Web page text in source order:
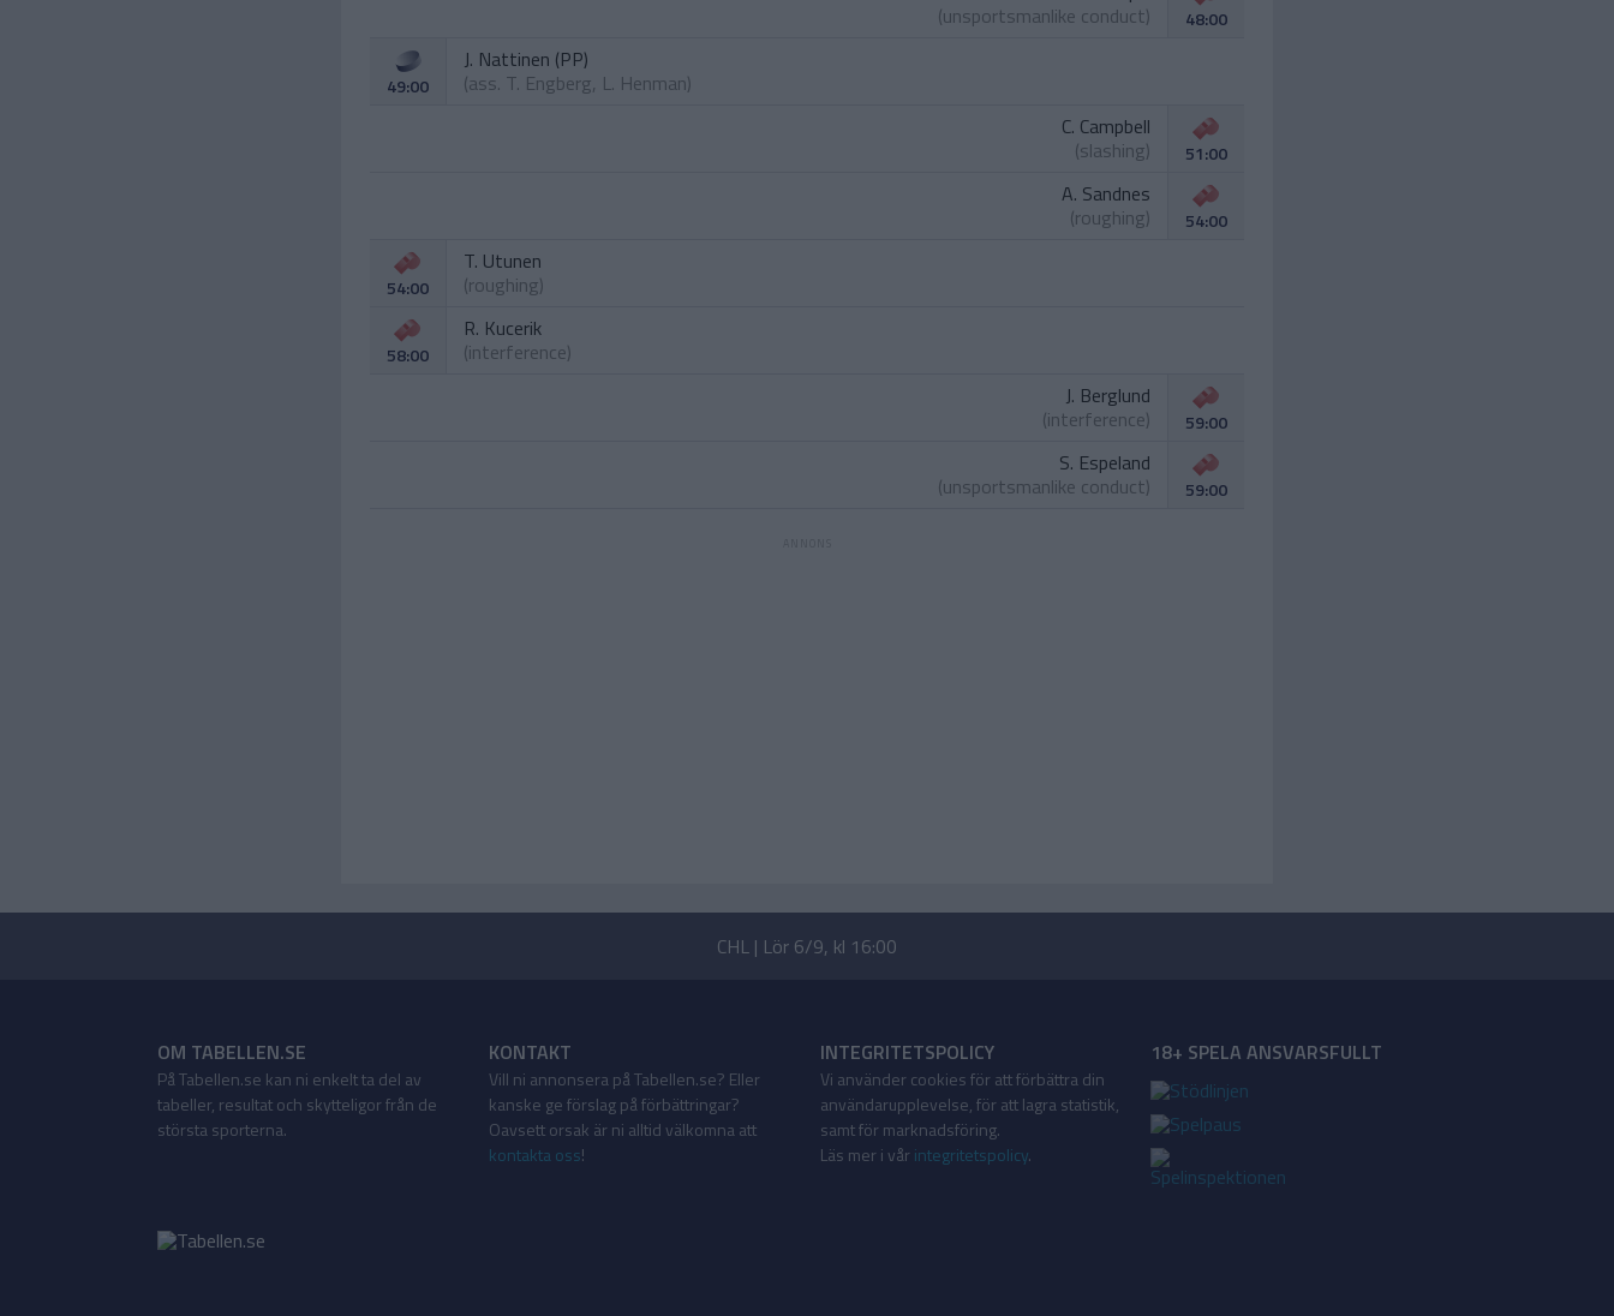
(unsportsmanlike conduct)
48:00
49:00
J. Nattinen (PP)
(ass. T. Engberg, L. Henman)
C. Campbell
(slashing)
51:00
A. Sandnes
(roughing)
54:00
54:00
T. Utunen
(roughing)
58:00
R. Kucerik
(interference)
J. Berglund
(interference)
59:00
S. Espeland
(unsportsmanlike conduct)
59:00
CHL | Lör 6/9, kl 16:00
OM TABELLEN.SE
På Tabellen.se kan ni enkelt ta del av
tabeller, resultat och skytteligor från de
största sporterna.
KONTAKT
Vill ni annonsera på Tabellen.se? Eller
kanske ge förslag på förbättringar?
Oavsett orsak är ni alltid välkomna att
kontakta oss!
INTEGRITETSPOLICY
Vi använder cookies för att förbättra din
användarupplevelse, för att lagra statistik,
samt för marknadsföring.
Läs mer i vår integritetspolicy.
18+ SPELA ANSVARSFULLT